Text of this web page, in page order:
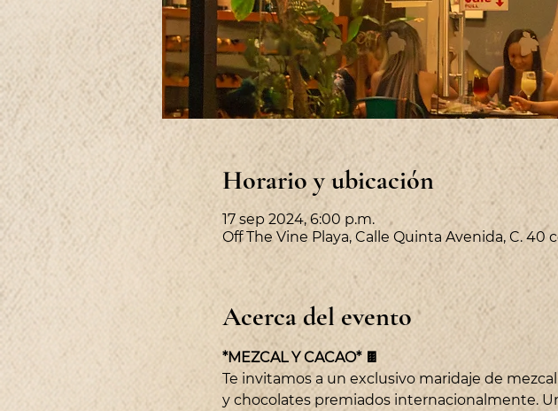
Horario y ubicación
17 sep 2024, 6:00 p.m.
Off The Vine Playa, Calle Quinta Avenida, C. 40
Acerca del evento
*MEZCAL Y CACAO* 🍫
Te invitamos a un exclusivo maridaje de
y chocolates premiados internacionalmente.